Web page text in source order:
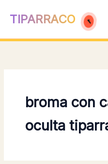
TIPARRACO
broma con
oculta